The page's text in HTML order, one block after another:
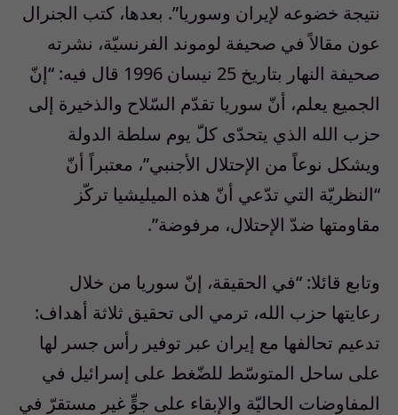
نتيجة خضوعه لإيران وسوريا”. بعدها، كتب الجنرال
عون مقالاً في صحيفة لوموند الفرنسيّة، نشرته
صحيفة النهار بتاريخ 25 نيسان 1996 قال فيه: “إنّ
الجميع يعلم، أنّ سوريا تقدّم السّلاح والذخيرة إلى
حزب الله الذي يتحدّى كلّ يوم سلطة الدولة
ويشكل نوعاً من الإحتلال الأجنبي”، معتبراً أنّ
“النظريّة التي تدّعي أنّ هذه الميليشيا تركّز
مقاومتها ضدّ الإحتلال، مرفوضة”.
وتابع قائلا: “في الحقيقة، إنّ سوريا من خلال
رعايتها حزب الله، ترمي الى تحقيق ثلاثة أهداف:
تدعيم تحالفها مع إيران عبر توفير رأس جسر لها
على ساحل المتوسّط للضّغط على إسرائيل في
المفاوضات الحاليّة والإبقاء على جوٍّ غير مستقرّ في